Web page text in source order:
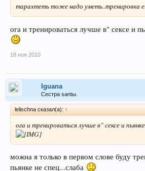
тарахтеть тоже надо уметь..тренировка
ога и тренироваться лучше в" сексе и
18 ноя 2010
Iguana
Сестра santы.
lelischna сказал(а): ↑
ога и тренироваться лучше в" сексе и
можна я только в первом слове буду
пьянке не спец...слаба